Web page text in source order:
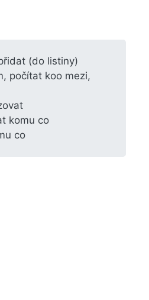
(do listiny)
počítat koo mezi,
komu co
co